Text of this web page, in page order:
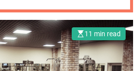
11 min read